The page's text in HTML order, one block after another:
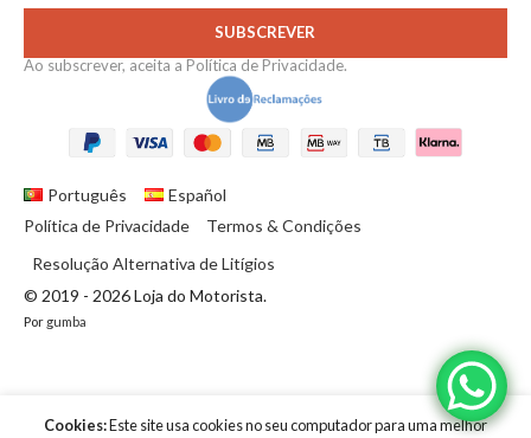
SUBSCREVER
Ao subscrever, aceita a Política de Privacidade.
© 2019 - 2026 Loja do Motorista.
Por gumba
Português
Español
Política de Privacidade
Termos & Condições
Resolução Alternativa de Litígios
Cookies:Este site usa cookies no seu computador para uma melhor
LIGHT